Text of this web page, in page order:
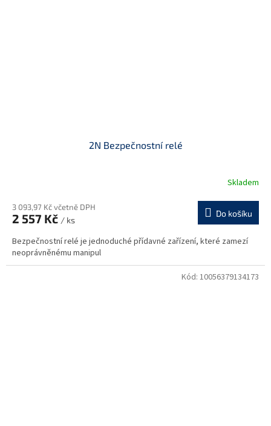
2N Bezpečnostní relé
Skladem
3 093,97 Kč včetně DPH
2 557 Kč / ks
Do košíku
Bezpečnostní relé je jednoduché přídavné zařízení, které zamezí
neoprávněnému manipul
Kód: 10056379134173